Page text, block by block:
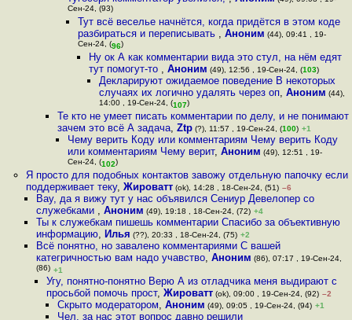
Сен-24, (93)
Тут всё веселье начнётся, когда придётся в этом коде
разбираться и переписывать ,Аноним (44), 09:41 , 19-
Сен-24, (96)
Ну ок А как комментарии вида это стул, на нём едят
тут помогут-то , Аноним (49), 12:56 , 19-Сен-24, (103)
Декларируют ожидаемое поведение В некоторых
случаях их логично удалять через оп, Аноним (44),
14:00 , 19-Сен-24, (107)
Те кто не умеет писать комментарии по делу, и не понимают
зачем это всё А задача, Ztp(?), 11:57 , 19-Сен-24, (100) +1
Чему верить Коду или комментариям Чему верить Коду
или комментариям Чему верит, Аноним (49), 12:51 , 19-
Сен-24, (102)
Я просто для подобных контактов завожу отдельную папочку если
поддерживает теку, Жироватт(ok), 14:28 , 18-Сен-24, (51) –6
Вау, да я вижу тут у нас объявился Сениур Девелопер со
служебками , Аноним (49), 19:18 , 18-Сен-24, (72) +4
Ты к служебкам пишешь комментарии Спасибо за объективную
информацию, Илья (??), 20:33 , 18-Сен-24, (75) +2
Всё понятно, но завалено комментариями С вашей
категричностью вам надо учавство, Аноним (86), 07:17 , 19-Сен-24,
(86) +1
Угу, понятно-понятно Верю А из отладчика меня выдирают с
просьбой помочь прост,Жироватт (ok), 09:00 , 19-Сен-24, (92) –2
Скрыто модератором, Аноним (49), 09:05 , 19-Сен-24, (94) +1
Чел, за нас этот вопрос давно решили